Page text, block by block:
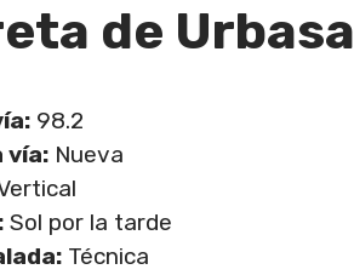
de Urbasa
98.2
vía: Nueva
Sol por la tarde
Técnica